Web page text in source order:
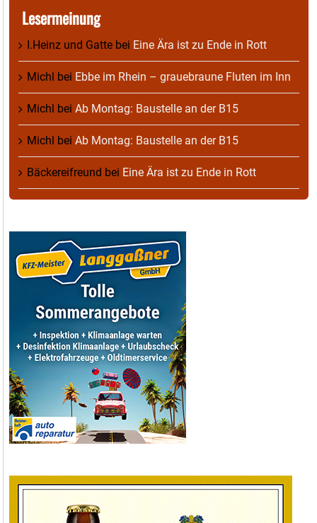
Lesermeinung
I.Heinz und Gatte bei Eine Ära ist zu Ende in Rott
Michl bei Ebbe im Rhein – grauebraune Fluten im Inn
Michl bei Ab Montag: Baustelle an der B15
Michl bei Ab Montag: Baustelle an der B15
Bäckereifreund bei Eine Ära ist zu Ende in Rott